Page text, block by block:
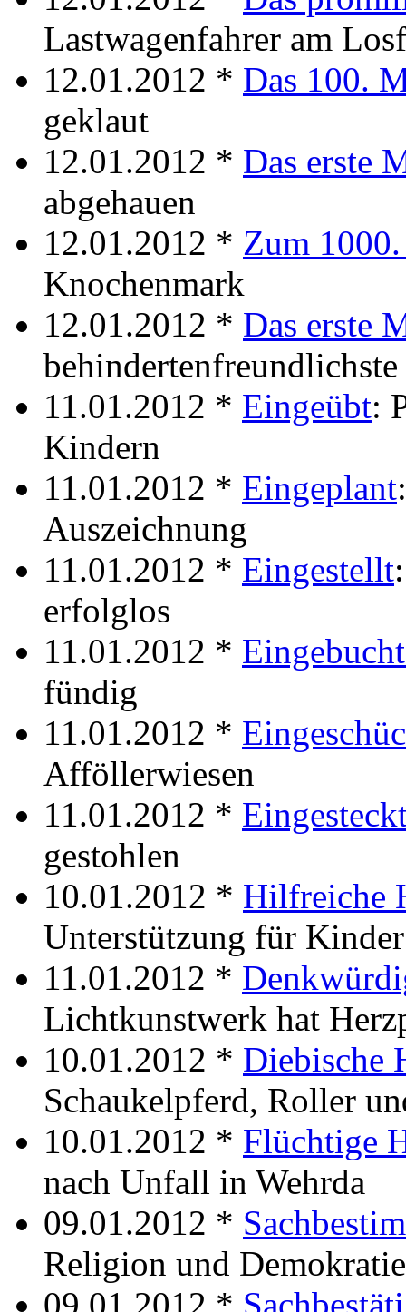
Lastwagenfahrer am
12.01.2012 * Das 100.
geklaut
12.01.2012 * Das erste
abgehauen
12.01.2012 * Zum
Knochenmark
12.01.2012 * Das erste
behindertenfreundlichste
11.01.2012 * Eingeübt:
Kindern
11.01.2012 * Eingeplant
Auszeichnung
11.01.2012 * Eingestellt
erfolglos
11.01.2012 *
fündig
11.01.2012 *
Afföllerwiesen
11.01.2012 *
gestohlen
10.01.2012 * Hilfreiche
Unterstützung für Kinder
11.01.2012 *
Lichtkunstwerk hat
10.01.2012 * Diebische
Schaukelpferd, Roller
10.01.2012 * Flüchtige
nach Unfall in Wehrda
09.01.2012 *
Religion und Demokratie
09.01.2012 *